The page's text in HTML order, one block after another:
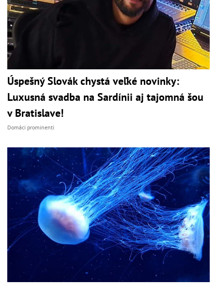
Úspešný Slovák chystá veľké novinky:
Luxusná svadba na Sardínii aj tajomná šou
v Bratislave!
Domáci prominenti